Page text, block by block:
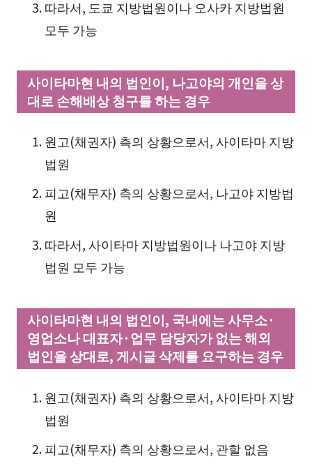
따라서, 도쿄 지방법원이나 오사카 지방법원
모두 가능
사이타마현 내의 법인이, 나고야의 개인을 상
대로 손해배상 청구를 하는 경우
원고(채권자) 측의 상황으로서, 사이타마 지방
법원
피고(채무자) 측의 상황으로서, 나고야 지방법
원
따라서, 사이타마 지방법원이나 나고야 지방
법원 모두 가능
사이타마현 내의 법인이, 국내에는 사무소·
영업소나 대표자·업무 담당자가 없는 해외
법인을 상대로, 게시글 삭제를 요구하는 경우
원고(채권자) 측의 상황으로서, 사이타마 지방
법원
피고(채무자) 측의 상황으로서, 관할 없음